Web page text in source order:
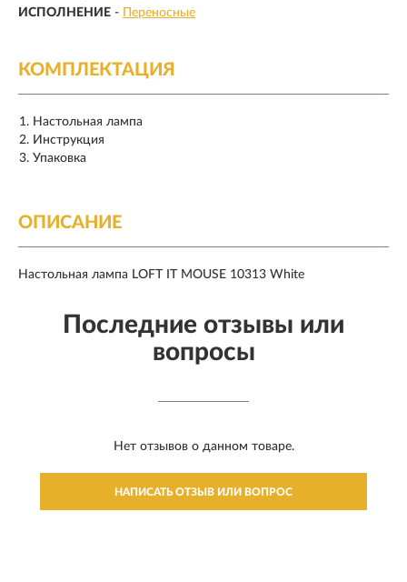
ИСПОЛНЕНИЕ - Переносные
КОМПЛЕКТАЦИЯ
Настольная лампа
Инструкция
Упаковка
ОПИСАНИЕ
Настольная лампа LOFT IT MOUSE 10313 White
Последние отзывы или
вопросы
Нет отзывов о данном товаре.
НАПИСАТЬ ОТЗЫВ ИЛИ ВОПРОС